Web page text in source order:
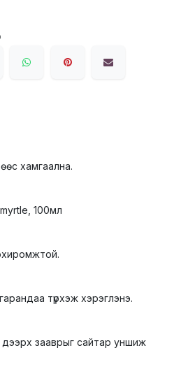
хамгаална.
100мл
түрхэж хэрэглэнэ.
дээрх зааврыг сайтар уншиж